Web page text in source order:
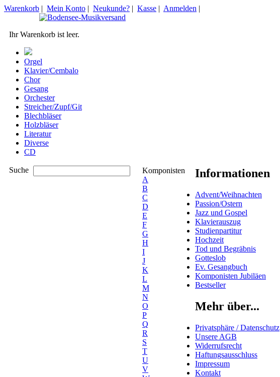
Warenkorb | Mein Konto | Neukunde? | Kasse | Anmelden |
Ihr Warenkorb ist leer.
Orgel
Klavier/Cembalo
Chor
Gesang
Orchester
Streicher/Zupf/Git
Blechbläser
Holzbläser
Literatur
Diverse
CD
Suche
Komponisten
A
B
C
D
E
F
G
H
I
J
K
L
M
N
O
P
Q
R
S
T
U
V
Informationen
Advent/Weihnachten
Passion/Ostern
Jazz und Gospel
Klavierauszug
Studienpartitur
Hochzeit
Tod und Begräbnis
Gotteslob
Ev. Gesangbuch
Komponisten Jubiläen
Bestseller
Mehr über...
Privatsphäre / Datenschutz
Unsere AGB
Widerrufsrecht
Haftungsausschluss
Impressum
Kontakt